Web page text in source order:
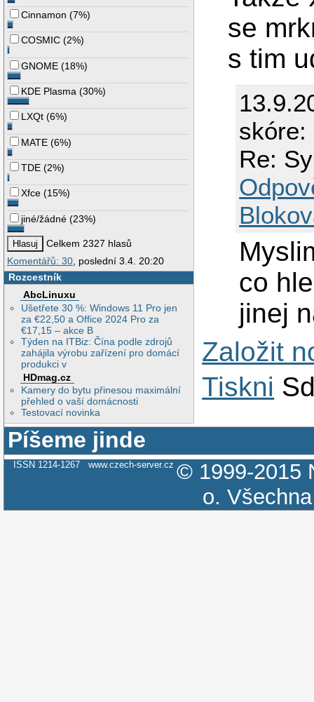
Cinnamon (7%)
COSMIC (2%)
GNOME (18%)
KDE Plasma (30%)
LXQt (6%)
MATE (6%)
TDE (2%)
Xfce (15%)
jiné/žádné (23%)
Celkem 2327 hlasů
Komentářů: 30, poslední 3.4. 20:20
Rozcestník
AbcLinuxu
Ušetřete 30 %: Windows 11 Pro jen
za €22,50 a Office 2024 Pro za
€17,15 – akce B
Týden na ITBiz: Čína podle zdrojů
zahájila výrobu zařízení pro domácí
produkci v
HDmag.cz
Kamery do bytu přinesou maximální
přehled o vaší domácnosti
Testovací novinka
se
s tim
Re:
co
jinej
Založit
Tiskni
Píšeme jinde
ISSN 1214-1267 www.czech-server.cz © 1999-2015
o.